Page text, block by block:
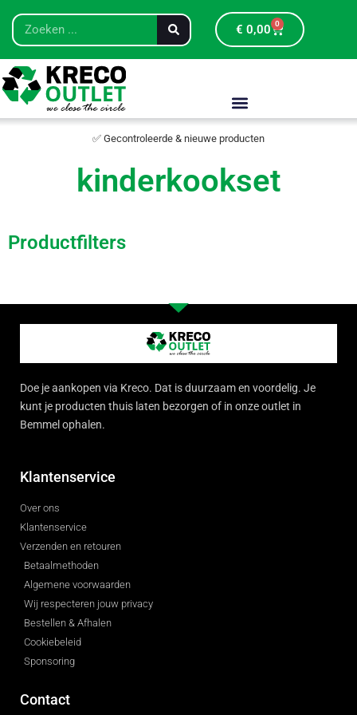
€ 0,00 0
✅ Gecontroleerde & nieuwe producten
kinderkookset
Productfilters
Doe je aankopen via Kreco. Dat is duurzaam en voordelig. Je
kunt je producten thuis laten bezorgen of in onze outlet in
Bemmel ophalen.
Klantenservice
Over ons
Klantenservice
Verzenden en retouren
Betaalmethoden
Algemene voorwaarden
Wij respecteren jouw privacy
Bestellen & Afhalen
Cookiebeleid
Sponsoring
Contact